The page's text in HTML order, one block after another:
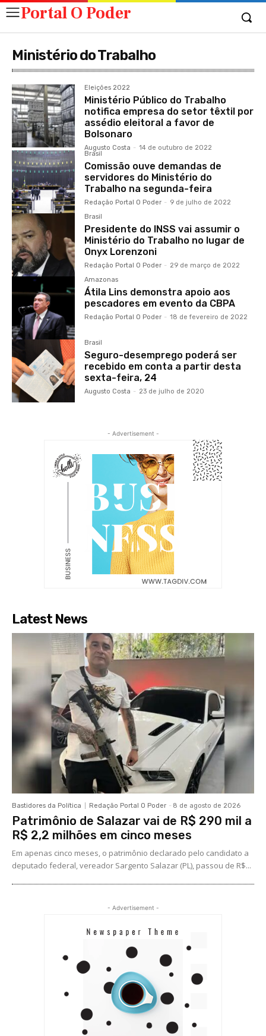
Portal O Poder
Ministério do Trabalho
Eleições 2022
Ministério Público do Trabalho
notifica empresa do setor têxtil por
assédio eleitoral a favor de
Bolsonaro
Augusto Costa - 14 de outubro de 2022
Brasil
Comissão ouve demandas de
servidores do Ministério do
Trabalho na segunda-feira
Redação Portal O Poder - 9 de julho de 2022
Brasil
Presidente do INSS vai assumir o
Ministério do Trabalho no lugar de
Onyx Lorenzoni
Redação Portal O Poder - 29 de março de 2022
Amazonas
Átila Lins demonstra apoio aos
pescadores em evento da CBPA
Redação Portal O Poder - 18 de fevereiro de 2022
Brasil
Seguro-desemprego poderá ser
recebido em conta a partir desta
sexta-feira, 24
Augusto Costa - 23 de julho de 2020
- Advertisement -
Latest News
Bastidores da Política Redação Portal O Poder - 8 de agosto de 2026
Patrimônio de Salazar vai de R$ 290 mil a
R$ 2,2 milhões em cinco meses
Em apenas cinco meses, o patrimônio declarado pelo candidato a
deputado federal, vereador Sargento Salazar (PL), passou de R$...
- Advertisement -